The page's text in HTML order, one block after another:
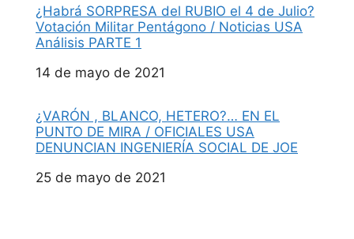
¿Habrá SORPRESA del RUBIO el 4 de Julio?
Votación Militar Pentágono / Noticias USA
Análisis PARTE 1
Fecha
14 de mayo de 2021
¿VARÓN , BLANCO, HETERO?… EN EL
PUNTO DE MIRA / OFICIALES USA
DENUNCIAN INGENIERÍA SOCIAL DE JOE
Fecha
25 de mayo de 2021